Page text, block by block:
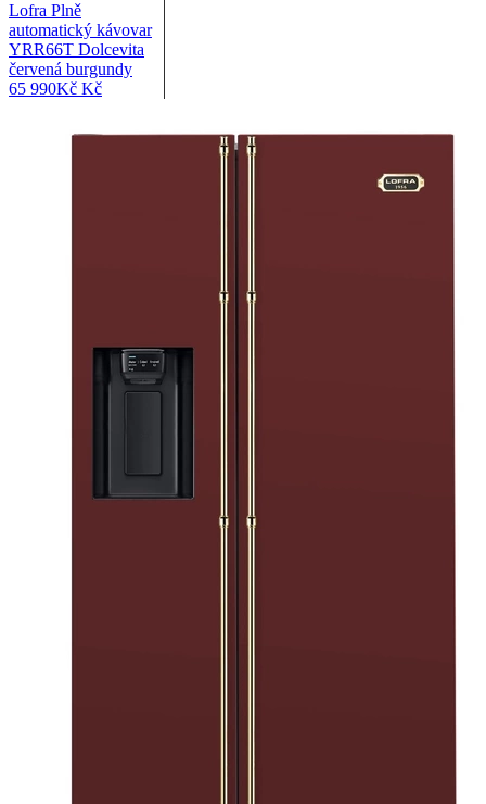
Lofra Plně
automatický kávovar
YRR66T Dolcevita
červená burgundy
65 990Kč Kč